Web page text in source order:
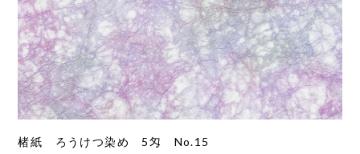
楮紙 ろうけつ染め 5匁 No.15